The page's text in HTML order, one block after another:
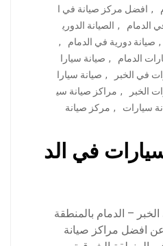
, افضل مركز صيانة في ا
الدمام , الصيانة الدوري
, صيانة دورية في الدمام
,
الدمام , صيانة سيارا
في الخبر , صيانة سيارا
الخبر , مراكز صيانة سي
سيارات , مركز صيانة
في الد
– الدمام بالمنطقة
عن افضل مراكز صيانة